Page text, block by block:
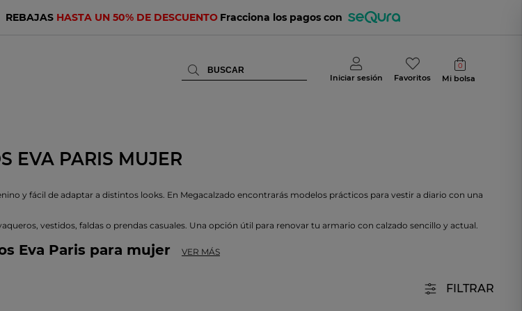
REBAJAS HASTA UN 50% DE DESCUENTO Fracciona los pagos con
Iniciar sesión Favoritos
0
Mi bolsa
EVA PARIS MUJER
y fácil de adaptar a distintos looks. En Megacalzado encontrarás modelos prácticos para vestir a diario con una
vestidos, faldas o prendas casuales. Una opción útil para renovar tu armario con calzado sencillo y actual.
Eva Paris para mujer VER MÁS
FILTRAR